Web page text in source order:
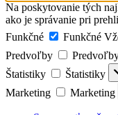
Na poskytovanie tých
ako je správanie pri
Funkčné
Funkčné
Predvoľby
Štatistiky
Štatistiky
Marketing
Marketing